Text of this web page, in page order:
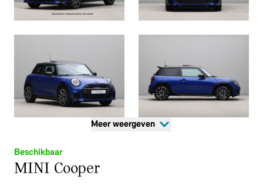
Meer weergeven
Beschikbaar
MINI Cooper